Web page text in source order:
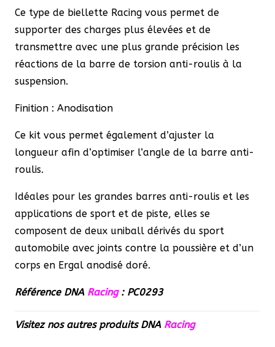
Ce type de biellette Racing vous permet de
supporter des charges plus élevées et de
transmettre avec une plus grande précision les
réactions de la barre de torsion anti-roulis à la
suspension.
Finition : Anodisation
Ce kit vous permet également d’ajuster la
longueur afin d’optimiser l’angle de la barre anti-
roulis.
Idéales pour les grandes barres anti-roulis et les
applications de sport et de piste, elles se
composent de deux uniball dérivés du sport
automobile avec joints contre la poussière et d’un
corps en Ergal anodisé doré.
Référence DNA Racing: PC0293
Visitez nos autres produitsDNA Racing